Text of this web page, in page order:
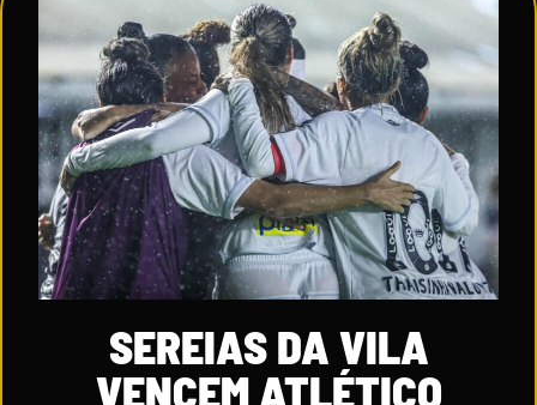
SEREIAS DA VILA
VENCEM ATLÉTICO